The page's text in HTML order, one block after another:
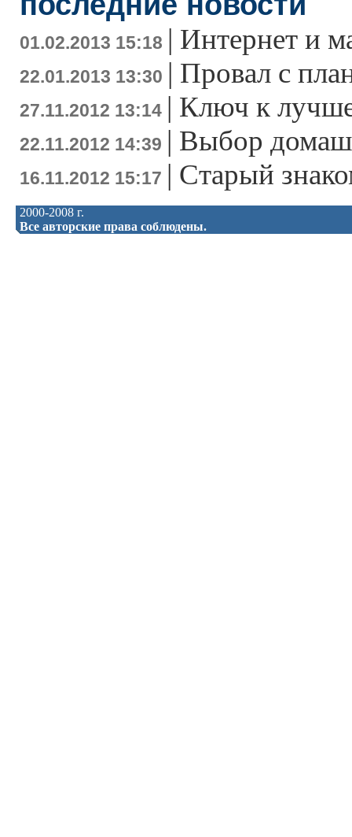
01.02.2013 15:18 | Интернет и
22.01.2013 13:30 | Провал с
27.11.2012 13:14 | Ключ к
22.11.2012 14:39 | Выбор
16.11.2012 15:17 | Старый
2000-2008 г.
Все авторские права соблюдены.